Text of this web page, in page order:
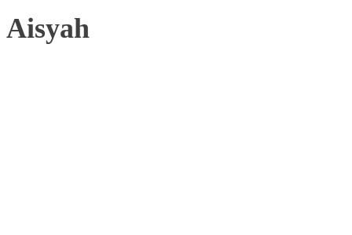
Aisyah